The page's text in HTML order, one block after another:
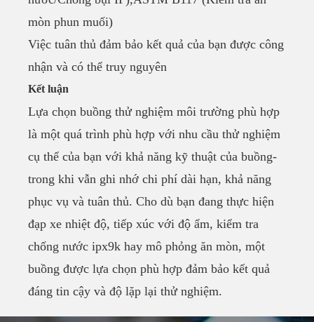
mòn phun muối)
Việc tuân thủ đảm bảo kết quả của bạn được công
nhận và có thể truy nguyên
Kết luận
Lựa chọn buồng thử nghiệm môi trường phù hợp
là một quá trình phù hợp với nhu cầu thử nghiệm
cụ thể của bạn với khả năng kỹ thuật của buồng-
trong khi vẫn ghi nhớ chi phí dài hạn, khả năng
phục vụ và tuân thủ. Cho dù bạn đang thực hiện
đạp xe nhiệt độ, tiếp xúc với độ ẩm, kiểm tra
chống nước ipx9k hay mô phỏng ăn mòn, một
buồng được lựa chọn phù hợp đảm bảo kết quả
đáng tin cậy và độ lặp lại thử nghiệm.